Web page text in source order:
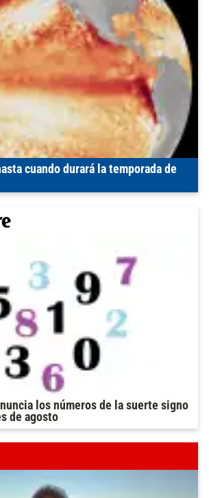
cuando durará la temporada de
los números de la suerte signo
de agosto